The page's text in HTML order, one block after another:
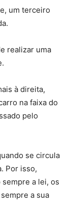
um terceiro
realizar uma
à direita,
na faixa do
pelo
se circula
Por isso,
a lei, os
a sua